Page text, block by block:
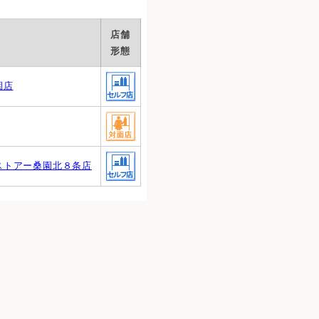
店舗
形態
店
アー桑園北８条店